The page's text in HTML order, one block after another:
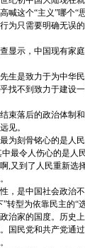
这个“主义”哪个“
为只需要明确无误
示，中国现有家庭
是致力于为中华民
找不到致力于建设
落后的政治体制和
见。
刻骨铭心的是人民
最令人伤心的是
,又到了人民重新
是中国社会政治不
转型为依靠民主的“选
家的国度。历史上
国民党和共产党通